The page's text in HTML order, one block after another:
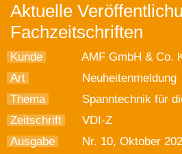
Aktuelle
Fachzeitschriften
Kunde
AMF GmbH & Co.
Art
Neuheitenmeldung
Thema
Spanntechnik für
Zeitschrift
VDI-Z
Ausgabe
Nr. 10, Oktober